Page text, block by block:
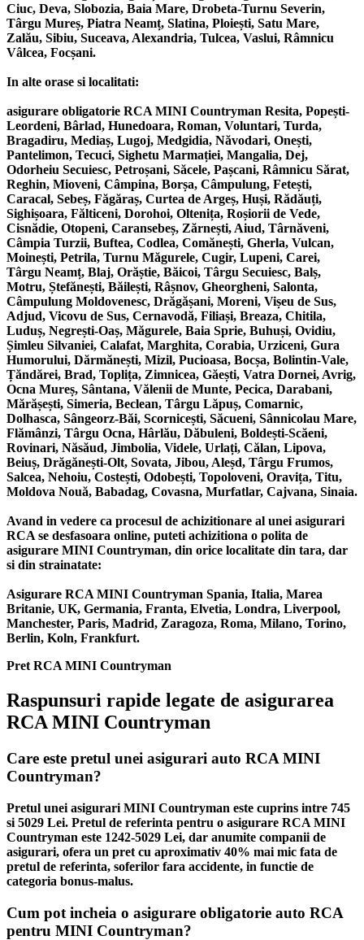
Ciuc, Deva, Slobozia, Baia Mare, Drobeta-Turnu Severin,
Târgu Mureș, Piatra Neamț, Slatina, Ploiești, Satu Mare,
Zalău, Sibiu, Suceava, Alexandria, Tulcea, Vaslui, Râmnicu
Vâlcea, Focșani.
In alte orase si localitati:
asigurare obligatorie RCA MINI Countryman Resita, Popești-
Leordeni, Bârlad, Hunedoara, Roman, Voluntari, Turda,
Bragadiru, Mediaș, Lugoj, Medgidia, Năvodari, Onești,
Pantelimon, Tecuci, Sighetu Marmației, Mangalia, Dej,
Odorheiu Secuiesc, Petroșani, Săcele, Pașcani, Râmnicu Sărat,
Reghin, Mioveni, Câmpina, Borșa, Câmpulung, Fetești,
Caracal, Sebeș, Făgăraș, Curtea de Argeș, Huși, Rădăuți,
Sighișoara, Fălticeni, Dorohoi, Oltenița, Roșiorii de Vede,
Cisnădie, Otopeni, Caransebeș, Zărnești, Aiud, Târnăveni,
Câmpia Turzii, Buftea, Codlea, Comănești, Gherla, Vulcan,
Moinești, Petrila, Turnu Măgurele, Cugir, Lupeni, Carei,
Târgu Neamț, Blaj, Orăștie, Băicoi, Târgu Secuiesc, Balș,
Motru, Ștefănești, Băilești, Râșnov, Gheorgheni, Salonta,
Câmpulung Moldovenesc, Drăgășani, Moreni, Vișeu de Sus,
Adjud, Vicovu de Sus, Cernavodă, Filiași, Breaza, Chitila,
Luduș, Negrești-Oaș, Măgurele, Baia Sprie, Buhuși, Ovidiu,
Șimleu Silvaniei, Calafat, Marghita, Corabia, Urziceni, Gura
Humorului, Dărmănești, Mizil, Pucioasa, Bocșa, Bolintin-Vale,
Țăndărei, Brad, Toplița, Zimnicea, Găești, Vatra Dornei, Avrig,
Ocna Mureș, Sântana, Vălenii de Munte, Pecica, Darabani,
Mărășești, Simeria, Beclean, Târgu Lăpuș, Comarnic,
Dolhasca, Sângeorz-Băi, Scornicești, Săcueni, Sânnicolau Mare,
Flămânzi, Târgu Ocna, Hârlău, Dăbuleni, Boldești-Scăeni,
Rovinari, Năsăud, Jimbolia, Videle, Urlați, Călan, Lipova,
Beiuș, Drăgănești-Olt, Sovata, Jibou, Aleșd, Târgu Frumos,
Salcea, Nehoiu, Costești, Odobești, Topoloveni, Oravița, Titu,
Moldova Nouă, Babadag, Covasna, Murfatlar, Cajvana, Sinaia.
Avand in vedere ca procesul de achizitionare al unei asigurari
RCA se desfasoara online, puteti achizitiona o polita de
asigurare MINI Countryman, din orice localitate din tara, dar
si din strainatate:
Asigurare RCA MINI Countryman Spania, Italia, Marea
Britanie, UK, Germania, Franta, Elvetia, Londra, Liverpool,
Manchester, Paris, Madrid, Zaragoza, Roma, Milano, Torino,
Berlin, Koln, Frankfurt.
Pret RCA MINI Countryman
Raspunsuri rapide legate de asigurarea
RCA MINI Countryman
Care este pretul unei asigurari auto RCA MINI
Countryman?
Pretul unei asigurari MINI Countryman este cuprins intre 745
si 5029 Lei. Pretul de referinta pentru o asigurare RCA MINI
Countryman este 1242-5029 Lei, dar anumite companii de
asigurari, ofera un pret cu aproximativ 40% mai mic fata de
pretul de referinta, soferilor fara accidente, in functie de
categoria bonus-malus.
Cum pot incheia o asigurare obligatorie auto RCA
pentru MINI Countryman?